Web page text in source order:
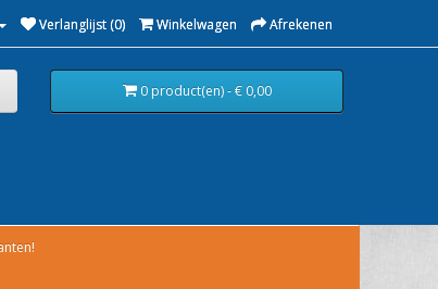
Verlanglijst (0) Winkelwagen Afrekenen
0 product(en) - € 0,00